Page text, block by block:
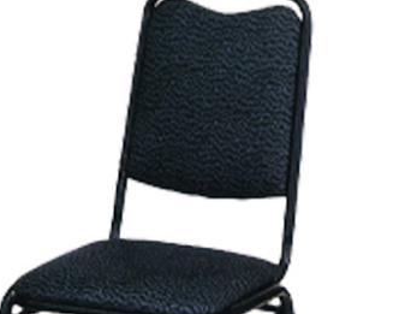
免 運 費
＊A108產品另收運費
以上：免運費
以下：NT$500元
如因特殊地型限制(山區、鄉、鎮、村)、樓梯
提供吊掛服務，若需以吊車或其他的吊掛方式
並非一般快速到貨商品，無法指定特定時間送
貨，以節省您的寶貴時間。
無法配送至百貨公司內部。